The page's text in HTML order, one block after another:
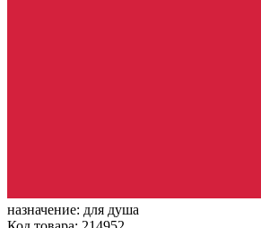
назначение: для душа